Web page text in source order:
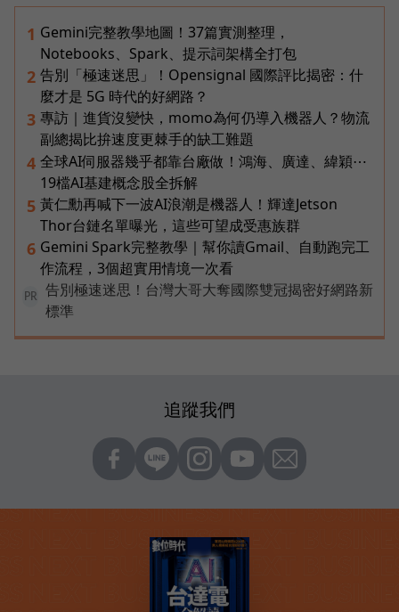
1 Gemini完整教學地圖！37篇實測整理，
Notebooks、Spark、提示詞架構全打包
2 告別「極速迷思」！Opensignal 國際評比揭密：什
麼才是 5G 時代的好網路？
3 專訪｜進貨沒變快，momo為何仍導入機器人？物流
副總揭比拚速度更棘手的缺工難題
4 全球AI伺服器幾乎都靠台廠做！鴻海、廣達、緯穎⋯
19檔AI基建概念股全拆解
5 黃仁勳再喊下一波AI浪潮是機器人！輝達Jetson
Thor台鏈名單曝光，這些可望成受惠族群
6 Gemini Spark完整教學｜幫你讀Gmail、自動跑完工
作流程，3個超實用情境一次看
PR
告別極速迷思！台灣大哥大奪國際雙冠揭密好網路新
標準
追蹤我們